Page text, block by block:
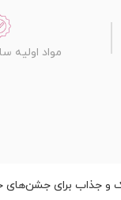
مواد اولیه
و جذاب برای